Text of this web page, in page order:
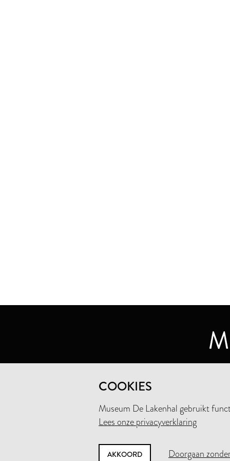
COOKIES
Museum De Lakenhal gebruikt
Lees onze privacyverklaring
AKKOORD Doorgaan
MUSEUM DE LAKENHAL
OUDE SINGEL 32
+31 (0)71 5165360